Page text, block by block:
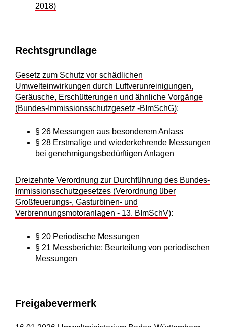
2018)
Rechtsgrundlage
Gesetz zum Schutz vor schädlichen
Umwelteinwirkungen durch Luftverunreinigungen,
Geräusche, Erschütterungen und ähnliche Vorgänge
(Bundes-Immissionsschutzgesetz -BImSchG):
§ 26 Messungen aus besonderem Anlass
§ 28 Erstmalige und wiederkehrende Messungen
bei genehmigungsbedürftigen Anlagen
Dreizehnte Verordnung zur Durchführung des Bundes-
Immissionsschutzgesetzes (Verordnung über
Großfeuerungs-, Gasturbinen- und
Verbrennungsmotoranlagen - 13. BImSchV):
§ 20 Periodische Messungen
§ 21 Messberichte; Beurteilung von periodischen
Messungen
Freigabevermerk